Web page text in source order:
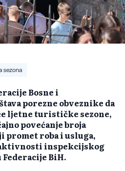
sezona
Bosne i
porezne obveznike da
ljetne turističke sezone,
povećanje broja
roba i usluga,
inspekcijskog
BiH.